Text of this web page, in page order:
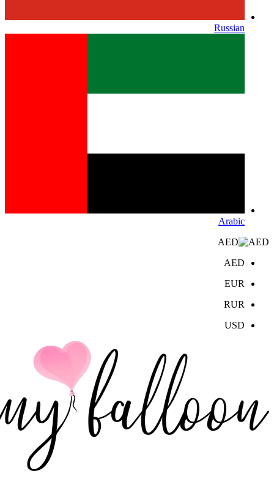
Russian
Arabic
AED
AED
EUR
RUR
USD